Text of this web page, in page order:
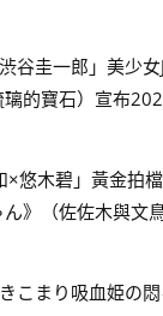
谷圭一郎」美少女
璃的寶石）宣布
悠木碧」黃金拍
ん》（佐佐木與文
こまり吸血姫の